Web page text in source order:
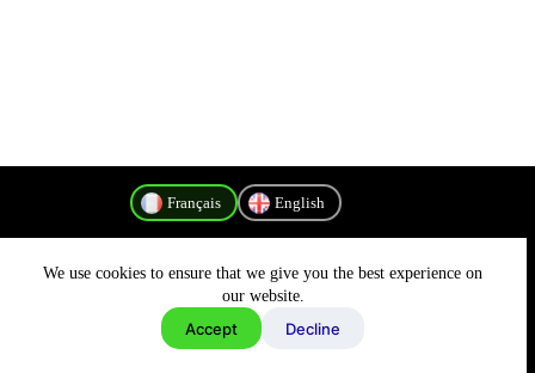
We use cookies to ensure that we give you the best experience on
our website.
Accept Decline
Français English
Politique de confidentialité
Copyright © 2026 - MyConnectivity